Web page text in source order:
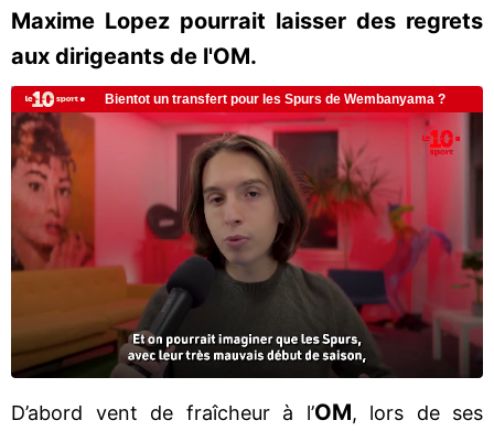
Maxime Lopez pourrait laisser des regrets
aux dirigeants de l'OM.
D’abord vent de fraîcheur à l’OM, lors de ses